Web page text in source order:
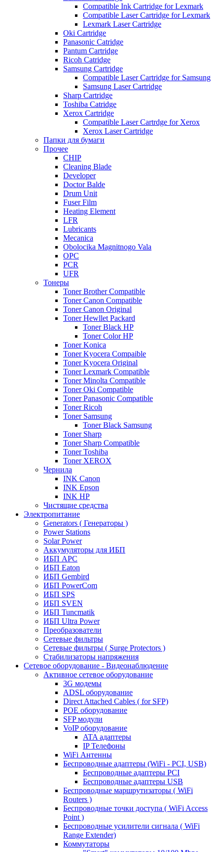
Compatible Ink Cartridge for Lexmark
Compatible Laser Cartridge for Lexmark
Lexmark Laser Cartridge
Oki Cartridge
Panasonic Catridge
Pantum Cartridge
Ricoh Catridge
Samsung Cartridge
Compatible Laser Cartridge for Samsung
Samsung Laser Cartridge
Sharp Cartridge
Toshiba Catridge
Xerox Cartridge
Compatible Laser Cartrdge for Xerox
Xerox Laser Cartridge
Папки для бумаги
Прочее
CHIP
Cleaning Blade
Developer
Doctor Balde
Drum Unit
Fuser Film
Heating Element
LFR
Lubricants
Mecanica
Obolocika Magnitnogo Vala
OPC
PCR
UFR
Тонеры
Toner Brother Compatible
Toner Canon Compatible
Toner Canon Original
Toner Hewllet Packard
Toner Black HP
Toner Color HP
Toner Konica
Toner Kyocera Compaible
Toner Kyocera Original
Toner Lexmark Compatible
Toner Minolta Compatible
Toner Oki Compatible
Toner Panasonic Compatible
Toner Ricoh
Toner Samsung
Toner Black Samsung
Toner Sharp
Toner Sharp Compatible
Toner Toshiba
Toner XEROX
Чернила
INK Canon
INK Epson
INK HP
Чистящие средства
Электропитание
Generators ( Генераторы )
Power Stations
Solar Power
Аккумуляторы для ИБП
ИБП APC
ИБП Eaton
ИБП Gembird
ИБП PowerCom
ИБП SPS
ИБП SVEN
ИБП Tuncmatik
ИБП Ultra Power
Преобразователи
Сетевые фильтры
Сетевые фильтры ( Surge Protectors )
Стабилизаторы напряжения
Сетевое оборудование - Видеонаблюдение
Активное сетевое оборудование
3G модемы
ADSL оборудование
Direct Attached Cables ( for SFP)
POE оборудование
SFP модули
VoIP оборудование
ATA адаптеры
IP Телефоны
WiFi Антенны
Беспроводные адаптеры (WiFi - PCI, USB)
Беспроводные адаптеры PCI
Беспроводные адаптеры USB
Беспроводные маршрутизаторы ( WiFi
Routers )
Беспроводные точки доступа ( WiFi Access
Point )
Беспроводные усилители сигнала ( WiFi
Range Extender)
Коммутаторы